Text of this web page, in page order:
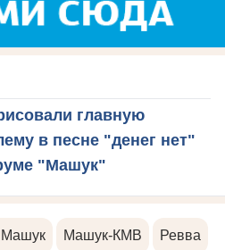
главную
в песне "денег нет"
"Машук"
Машук-КМВ Ревва